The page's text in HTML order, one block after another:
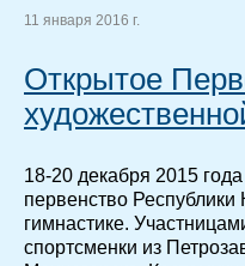
11 января 2016 г.
Открытое
18-20 декабря 2015
первенство
гимнастике.
спортсменки из